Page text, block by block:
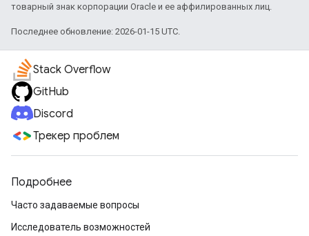
товарный знак корпорации Oracle и ее аффилированных лиц.
Последнее обновление: 2026-01-15 UTC.
Stack Overflow
GitHub
Discord
Трекер проблем
Подробнее
Часто задаваемые вопросы
Исследователь возможностей